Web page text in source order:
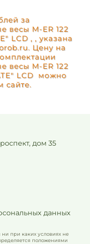
за
весы M-ER 122
LСD , , указана
Цену на
весы M-ER 122
LСD можно
сайте.
дом 35
данных
при каких условиях не
положениями